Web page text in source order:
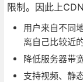
限制。因此上
用户来自不同
离自己比较近
降低服务器带
支持视频、静